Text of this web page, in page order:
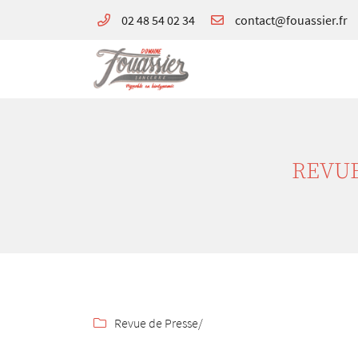
02 48 54 02 34
18300 Sancerre
02 48 54 02 34
 Revue de Presse/